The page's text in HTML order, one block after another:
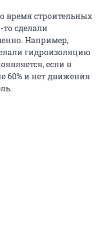
время строительных
то сделали
Например,
гидроизоляцию
если в
и нет движения